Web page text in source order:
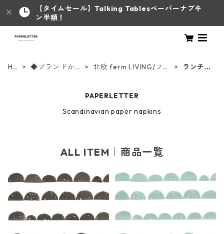
【タイムセール】Talking Tablesペーパーナプキ
ン半額！
HO
◆ブランドから
北欧 ferm LIVING/ファ
ランチサ
PAPERLETTER
Scandinavian paper napkins
ALL ITEM｜商品一覧